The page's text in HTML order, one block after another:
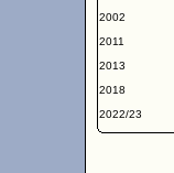
2002
2011
2013
2018
2022/23